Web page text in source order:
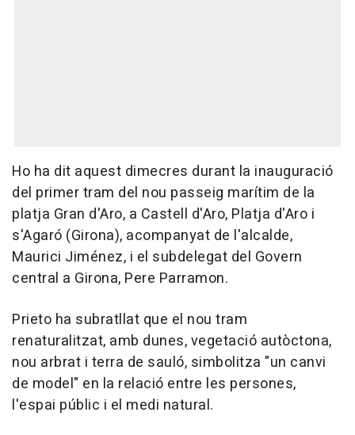
Ho ha dit aquest dimecres durant la inauguració
del primer tram del nou passeig marítim de la
platja Gran d'Aro, a Castell d'Aro, Platja d'Aro i
s'Agaró (Girona), acompanyat de l'alcalde,
Maurici Jiménez, i el subdelegat del Govern
central a Girona, Pere Parramon.
Prieto ha subratllat que el nou tram
renaturalitzat, amb dunes, vegetació autòctona,
nou arbrat i terra de sauló, simbolitza "un canvi
de model" en la relació entre les persones,
l'espai públic i el medi natural.